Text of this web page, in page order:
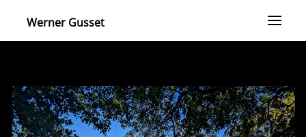
Werner Gusset